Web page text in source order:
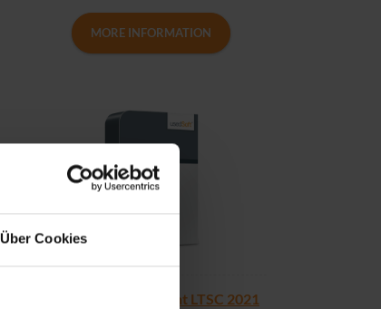
Über Cookies
MORE INFORMATION
Microsoft PowerPoint LTSC 2021